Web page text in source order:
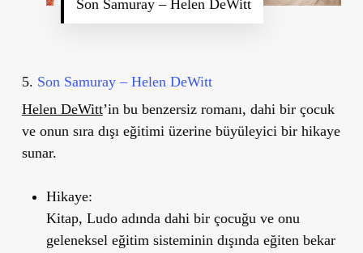
Son Samuray – Helen DeWitt
5. Son Samuray – Helen DeWitt
Helen DeWitt’in bu benzersiz romanı, dahi bir çocuk
ve onun sıra dışı eğitimi üzerine büyüleyici bir hikaye
sunar.
Hikaye:
Kitap, Ludo adında dahi bir çocuğu ve onu
geleneksel eğitim sisteminin dışında eğiten bekar